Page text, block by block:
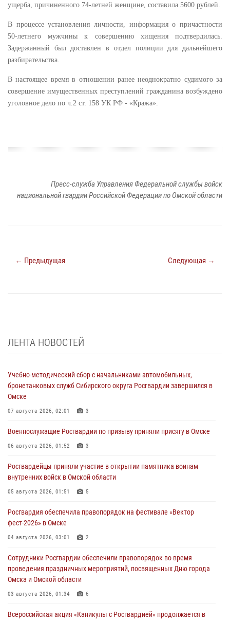
ущерба, причиненного 74-летней женщине, составила 5600 рублей.
В процессе установления личности,
информация о причастности
50-летнего мужчины к совершению хищения подтвердилась.
Задержанный был доставлен в отдел полиции для дальнейшего
разбирательства.
В настоящее время в отношении ранее неоднократно судимого за
совершение имущественных преступлений гражданина возбуждено
уголовное дело по ч.2 ст. 158 УК РФ - «Кража».
Пресс-служба Управления Федеральной службы войск
национальной гвардии Российской Федерации по Омской области
← Предыдущая Следующая →
ЛЕНТА НОВОСТЕЙ
Учебно-методический сбор с начальниками автомобильных,
бронетанковых служб Сибирского округа Росгвардии завершился в
Омске
07 августа 2026, 02:01 3
Военнослужащие Росгвардии по призыву приняли присягу в Омске
06 августа 2026, 01:52 3
Росгвардейцы приняли участие в открытии памятника воинам
внутренних войск в Омской области
05 августа 2026, 01:51 5
Росгвардия обеспечила правопорядок на фестивале «Вектор
фест-2026» в Омске
04 августа 2026, 03:01 2
Сотрудники Росгвардии обеспечили правопорядок во время
проведения праздничных мероприятий, посвященных Дню города
Омска и Омской области
03 августа 2026, 01:34 6
Всероссийская акция «Каникулы с Росгвардией» продолжается в